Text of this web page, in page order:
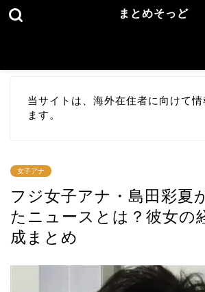
まとめそっど
当サイトは、海外在住者に向けて
ます。
女子アナ
フジ女子アナ・島田彩夏
たニュースとは？彼女の
成まとめ